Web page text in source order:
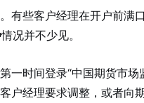
有些客户经理在开户前满
况并不少见。
一时间登录“中国期货市
户经理要求调整，或者向